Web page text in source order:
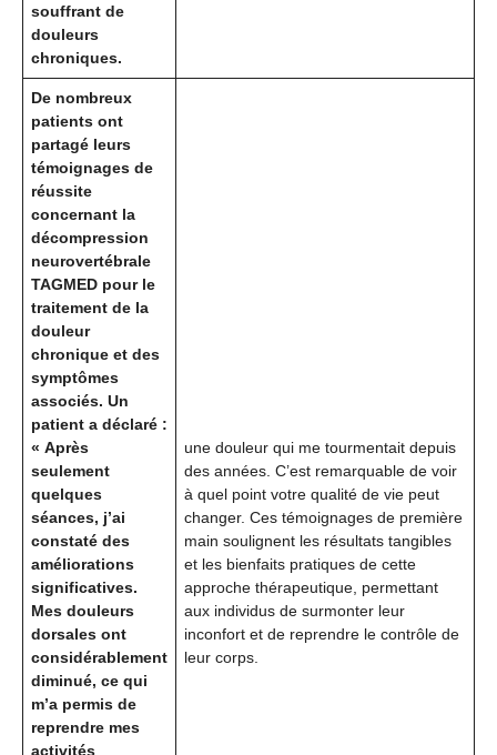
souffrant de
douleurs
chroniques.
De nombreux
patients ont
partagé leurs
témoignages de
réussite
concernant la
décompression
neurovertébrale
TAGMED pour le
traitement de la
douleur
chronique et des
symptômes
associés. Un
patient a déclaré :
« Après
seulement
quelques
séances, j’ai
constaté des
améliorations
significatives.
Mes douleurs
dorsales ont
considérablement
diminué, ce qui
m’a permis de
reprendre mes
activités
une douleur qui me tourmentait depuis
des années. C’est remarquable de voir
à quel point votre qualité de vie peut
changer. Ces témoignages de première
main soulignent les résultats tangibles
et les bienfaits pratiques de cette
approche thérapeutique, permettant
aux individus de surmonter leur
inconfort et de reprendre le contrôle de
leur corps.